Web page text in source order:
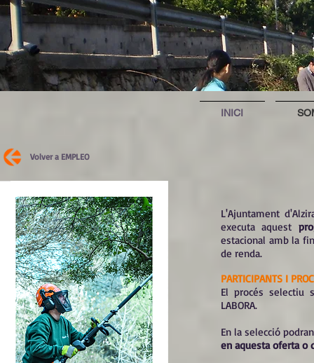
INICI
Volver a EMPLEO
L'Ajuntament
executa aquest
estacional amb la
de renda.
PARTICIPANTS I
El procés selectiu
LABORA.
En la selecció
en aquesta oferta o